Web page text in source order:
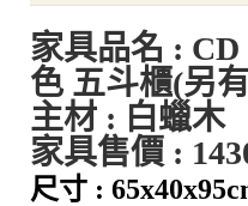
家具品名 : CD
色 五斗櫃(另
主材 : 白蠟木
家具售價 : 143
尺寸 : 65